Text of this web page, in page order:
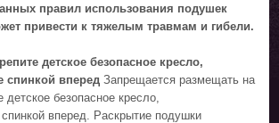
правил использования подушек
привести к тяжелым травмам и гибели.
детское безопасное кресло,
спинкой впередЗапрещается размещать на
безопасное кресло,
вперед. Раскрытие подушки